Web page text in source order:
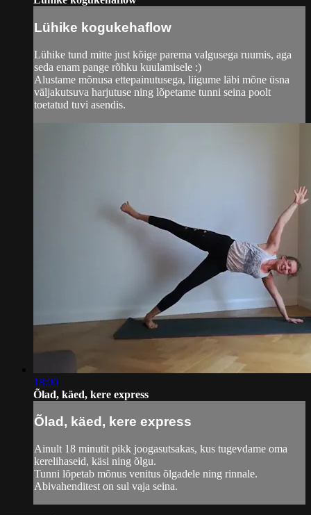
Lühike kogukehaflow
Lühike tund mitte just kõige parema valgusega ruumis, aga
seda enam pange rõhku kuulamisele :)
Alustame mõnusa ettepainutusega, liigume läbi mõne üsna
väljakutsuva harjutuse ning lõpetame tunni seina poolt
toetatud tuvi asendis.
18:00
Õlad, käed, kere express
Õlad, käed, kere express
Ainult 18 minutit pikk joogasutsakas, kus tugevdame oma
kerelihaseid, käsi ning õlgu.
Tunni lõpetab mõnus venitus õlgadele ning rinnale.
Abivahenditest on sul vaja seina.